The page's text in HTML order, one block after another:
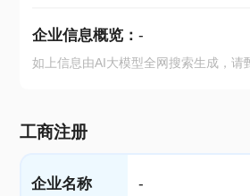
企业信息概览： -
如上信息由AI大模型全网搜索生成，请
工商注册
企业名称 -